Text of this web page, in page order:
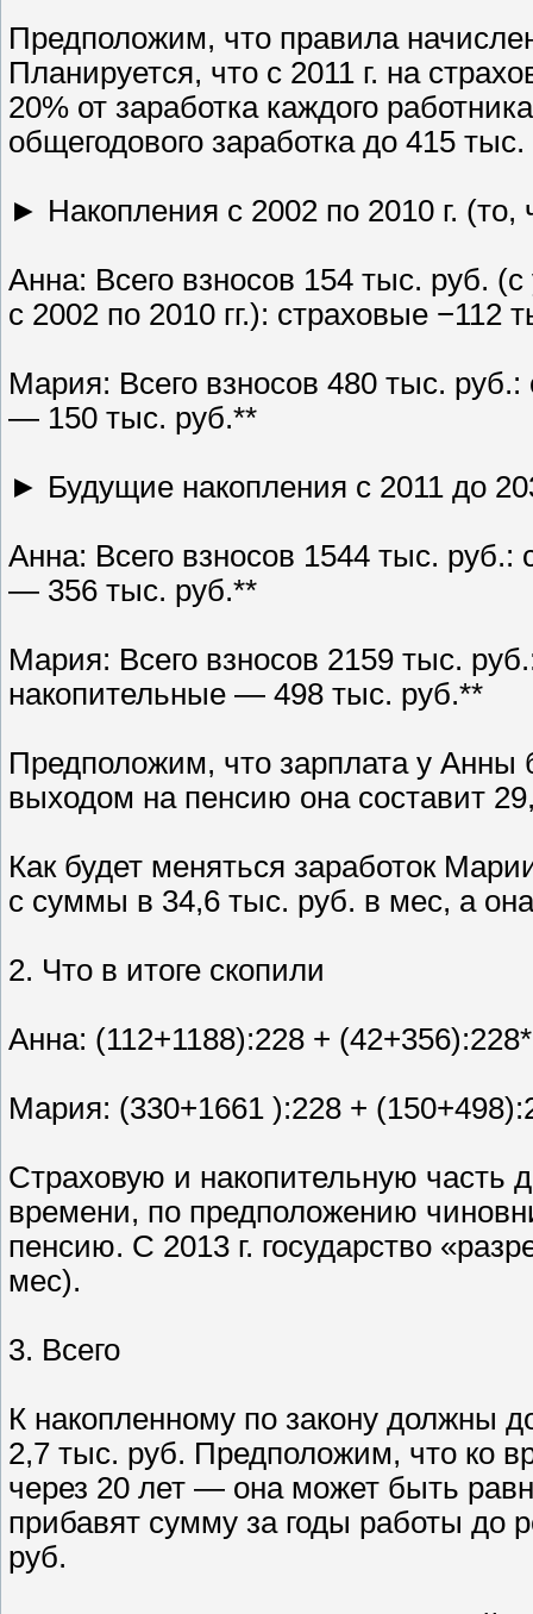
Предположим, что правила
Планируется, что с 2011 г. на
20% от заработка каждого
общегодового заработка до 415 тыс.
► Накопления с 2002 по 2010 г.
Анна: Всего взносов 154 тыс. руб.
с 2002 по 2010 гг.): страховые
Мария: Всего взносов 480 тыс.
— 150 тыс. руб.**
► Будущие накопления с 2011 до
Анна: Всего взносов 1544 тыс.
— 356 тыс. руб.**
Мария: Всего взносов 2159 тыс.
накопительные — 498 тыс. руб.**
Предположим, что зарплата у Анны
выходом на пенсию она составит
Как будет меняться заработок
с суммы в 34,6 тыс. руб. в мес, а
2. Что в итоге скопили
Анна: (112+1188):228 +
Мария: (330+1661 ):228 +
Страховую и накопительную часть
времени, по предположению
пенсию. С 2013 г. государство
мес).
3. Всего
К накопленному по закону должны
2,7 тыс. руб. Предположим, что ко
через 20 лет — она может быть
прибавят сумму за годы работы
руб.